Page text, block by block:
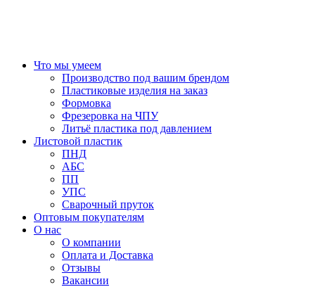
Что мы умеем
Производство под вашим брендом
Пластиковые изделия на заказ
Формовка
Фрезеровка на ЧПУ
Литьё пластика под давлением
Листовой пластик
ПНД
АБС
ПП
УПС
Сварочный пруток
Оптовым покупателям
О нас
О компании
Оплата и Доставка
Отзывы
Вакансии